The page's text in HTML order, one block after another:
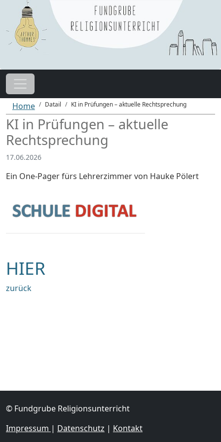
Home Datail KI in Prüfungen – aktuelle Rechtsprechung
KI in Prüfungen – aktuelle
Rechtsprechung
17.06.2026
Ein One-Pager fürs Lehrerzimmer von Hauke Pölert
HIER
zurück
© Fundgrube Religionsunterricht
Impressum | Datenschutz | Kontakt